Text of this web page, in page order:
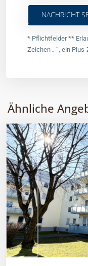
* Pflichtfelder **
Zeichen „-“, ein
Ähnliche
Fürstenfeldbruck
Previous